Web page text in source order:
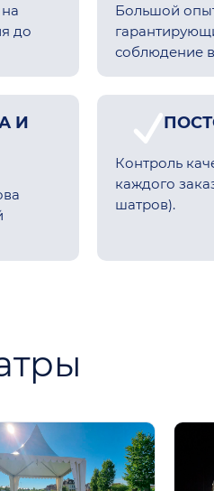
до
Большой
соблюдение
И
Контроль
каждого
шатров).